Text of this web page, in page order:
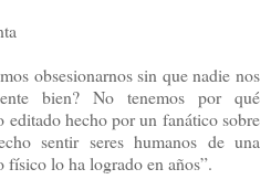
obsesionarnos sin que nadie nos
bien? No tenemos por qué
editado hecho por un fanático sobre
sentir seres humanos de una
físico lo ha logrado en años”.